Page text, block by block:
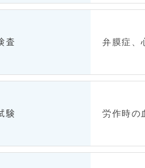
査 弁膜症、
験 労作時の